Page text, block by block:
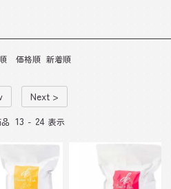
価格順 新着順
Next >
13 - 24 表示